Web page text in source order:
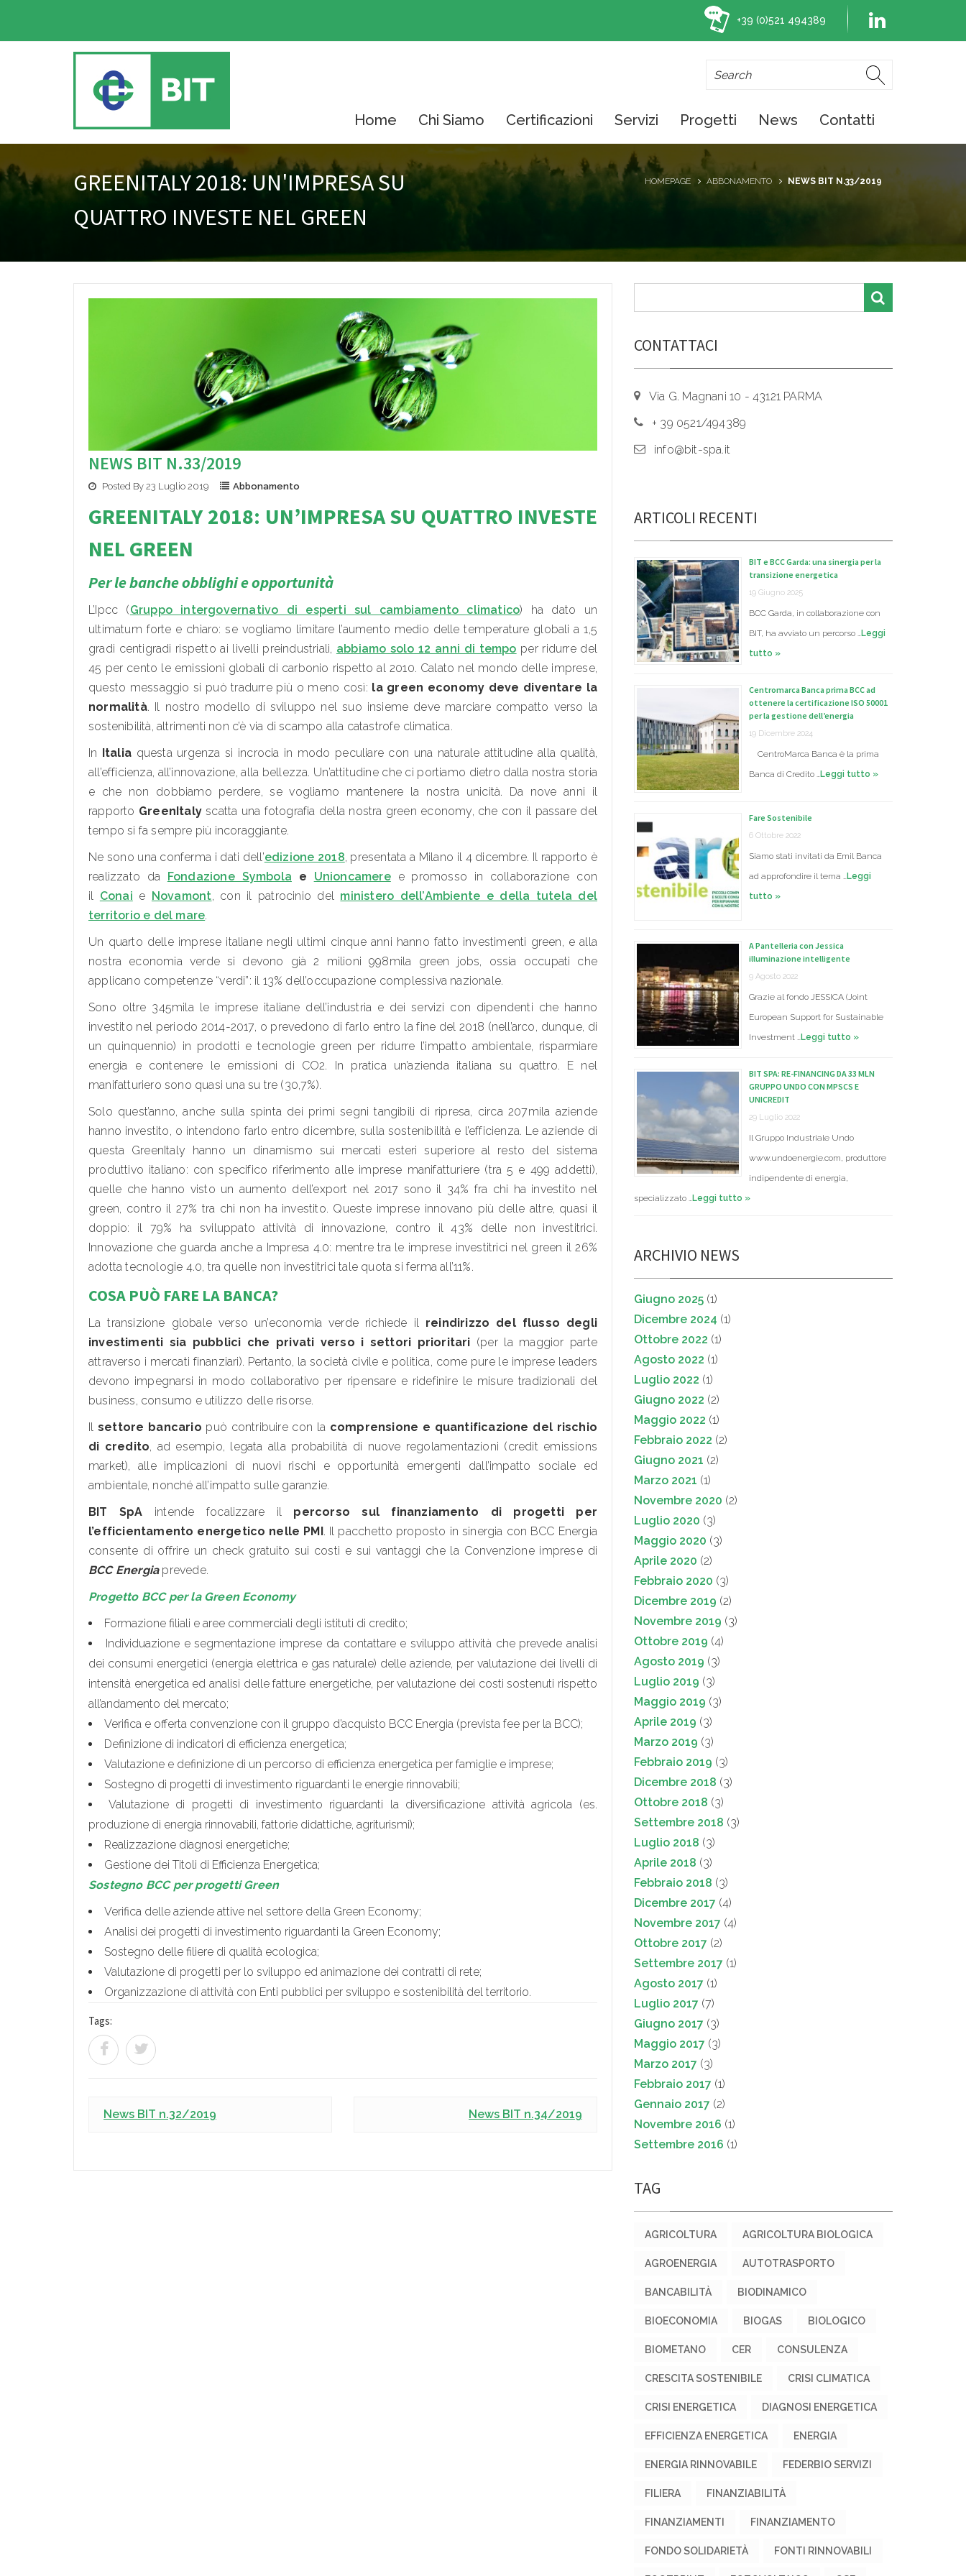
+39 (0)521 494389
Home Chi Siamo Certificazioni Servizi Progetti News Contatti
GREENITALY 2018: UN'IMPRESA SU
QUATTRO INVESTE NEL GREEN
HOMEPAGE ABBONAMENTO NEWS BIT N.33/2019
NEWS BIT N.33/2019
Posted By 23 Luglio 2019 Abbonamento
GREENITALY 2018: UN’IMPRESA SU QUATTRO INVESTE
NEL GREEN
Per le banche obblighi e opportunità
L’Ipcc (Gruppo intergovernativo di esperti sul cambiamento climatico) ha dato un
ultimatum forte e chiaro: se vogliamo limitare l’aumento medio delle temperature globali a 1,5
gradi centigradi rispetto ai livelli preindustriali, abbiamo solo 12 anni di tempo per ridurre del
45 per cento le emissioni globali di carbonio rispetto al 2010. Calato nel mondo delle imprese,
questo messaggio si può tradurre più o meno così: la green economy deve diventare la
normalità. Il nostro modello di sviluppo nel suo insieme deve marciare compatto verso la
sostenibilità, altrimenti non c’è via di scampo alla catastrofe climatica.
In Italia questa urgenza si incrocia in modo peculiare con una naturale attitudine alla qualità,
all’efficienza, all’innovazione, alla bellezza. Un’attitudine che ci portiamo dietro dalla nostra storia
e che non dobbiamo perdere, se vogliamo mantenere la nostra unicità. Da nove anni il
rapporto GreenItalyscatta una fotografia della nostra green economy, che con il passare del
tempo si fa sempre più incoraggiante.
Ne sono una conferma i dati dell’edizione 2018, presentata a Milano il 4 dicembre. Il rapporto è
realizzato da Fondazione Symbola e Unioncameree promosso in collaborazione con
il Conai e Novamont, con il patrocinio del ministero dell’Ambiente e della tutela del
territorio e del mare.
Un quarto delle imprese italiane negli ultimi cinque anni hanno fatto investimenti green, e alla
nostra economia verde si devono già 2 milioni 998mila green jobs, ossia occupati che
applicano competenze “verdi”: il 13% dell’occupazione complessiva nazionale.
Sono oltre 345mila le imprese italiane dell’industria e dei servizi con dipendenti che hanno
investito nel periodo 2014-2017, o prevedono di farlo entro la fine del 2018 (nell’arco, dunque, di
un quinquennio) in prodotti e tecnologie green per ridurre l’impatto ambientale, risparmiare
energia e contenere le emissioni di CO2. In pratica un’azienda italiana su quattro. E nel
manifatturiero sono quasi una su tre (30,7%).
Solo quest’anno, anche sulla spinta dei primi segni tangibili di ripresa, circa 207mila aziende
hanno investito, o intendono farlo entro dicembre, sulla sostenibilità e l’efficienza. Le aziende di
questa GreenItaly hanno un dinamismo sui mercati esteri superiore al resto del sistema
produttivo italiano: con specifico riferimento alle imprese manifatturiere (tra 5 e 499 addetti),
quelle che hanno visto un aumento dell’export nel 2017 sono il 34% fra chi ha investito nel
green, contro il 27% tra chi non ha investito. Queste imprese innovano più delle altre, quasi il
doppio: il 79% ha sviluppato attività di innovazione, contro il 43% delle non investitrici.
Innovazione che guarda anche a Impresa 4.0: mentre tra le imprese investitrici nel green il 26%
adotta tecnologie 4.0, tra quelle non investitrici tale quota si ferma all’11%.
COSA PUÒ FARE LA BANCA?
La transizione globale verso un’economia verde richiede il reindirizzo del flusso degli
investimenti sia pubblici che privati verso i settori prioritari (per la maggior parte
attraverso i mercati finanziari). Pertanto, la società civile e politica, come pure le imprese leaders
devono impegnarsi in modo collaborativo per ripensare e ridefinire le misure tradizionali del
business, consumo e utilizzo delle risorse.
Ilsettore bancario può contribuire con la comprensione e quantificazione del rischio
di credito, ad esempio, legata alla probabilità di nuove regolamentazioni (credit emissions
market), alle implicazioni di nuovi rischi e opportunità emergenti dall’impatto sociale ed
ambientale, nonché all’impatto sulle garanzie.
BIT SpA intende focalizzare il percorso sul finanziamento di progetti per
l’efficientamento energetico nelle PMI. Il pacchetto proposto in sinergia con BCC Energia
consente di offrire un check gratuito sui costi e sui vantaggi che la Convenzione imprese di
BCC Energiaprevede.
Progetto BCC per la Green Economy
Formazione filiali e aree commerciali degli istituti di credito;
Individuazione e segmentazione imprese da contattare e sviluppo attività che prevede analisi
dei consumi energetici (energia elettrica e gas naturale) delle aziende, per valutazione dei livelli di
intensità energetica ed analisi delle fatture energetiche, per valutazione dei costi sostenuti rispetto
all’andamento del mercato;
Verifica e offerta convenzione con il gruppo d’acquisto BCC Energia (prevista fee per la BCC);
Definizione di indicatori di efficienza energetica;
Valutazione e definizione di un percorso di efficienza energetica per famiglie e imprese;
Sostegno di progetti di investimento riguardanti le energie rinnovabili;
Valutazione di progetti di investimento riguardanti la diversificazione attività agricola (es.
produzione di energia rinnovabili, fattorie didattiche, agriturismi);
Realizzazione diagnosi energetiche;
Gestione dei Titoli di Efficienza Energetica;
Sostegno BCC per progetti Green
Verifica delle aziende attive nel settore della Green Economy;
Analisi dei progetti di investimento riguardanti la Green Economy;
Sostegno delle filiere di qualità ecologica;
Valutazione di progetti per lo sviluppo ed animazione dei contratti di rete;
Organizzazione di attività con Enti pubblici per sviluppo e sostenibilità del territorio.
Tags:
News BIT n.32/2019 News BIT n.34/2019
CONTATTACI
Via G. Magnani 10 - 43121 PARMA
+ 39 0521/494389
info@bit-spa.it
ARTICOLI RECENTI
BIT e BCC Garda: una sinergia per la
transizione energetica
19 Giugno 2025
BCC Garda, in collaborazione con
BIT, ha avviato un percorso …Leggi
tutto »
Centromarca Banca prima BCC ad
ottenere la certificazione ISO 50001
per la gestione dell’energia
19 Dicembre 2024
CentroMarca Banca è la prima
Banca di Credito …Leggi tutto »
Fare Sostenibile
6 Ottobre 2022
Siamo stati invitati da Emil Banca
ad approfondire il tema …Leggi
tutto »
A Pantelleria con Jessica
illuminazione intelligente
9 Agosto 2022
Grazie al fondo JESSICA (Joint
European Support for Sustainable
Investment …Leggi tutto »
BIT SPA: RE-FINANCING DA 33 MLN
GRUPPO UNDO CON MPSCS E
UNICREDIT
29 Luglio 2022
Il Gruppo Industriale Undo
www.undoenergie.com, produttore
indipendente di energia,
specializzato …Leggi tutto »
ARCHIVIO NEWS
Giugno 2025 (1)
Dicembre 2024 (1)
Ottobre 2022 (1)
Agosto 2022 (1)
Luglio 2022 (1)
Giugno 2022 (2)
Maggio 2022 (1)
Febbraio 2022 (2)
Giugno 2021 (2)
Marzo 2021 (1)
Novembre 2020 (2)
Luglio 2020 (3)
Maggio 2020 (3)
Aprile 2020 (2)
Febbraio 2020 (3)
Dicembre 2019 (2)
Novembre 2019 (3)
Ottobre 2019 (4)
Agosto 2019 (3)
Luglio 2019 (3)
Maggio 2019 (3)
Aprile 2019 (3)
Marzo 2019 (3)
Febbraio 2019 (3)
Dicembre 2018 (3)
Ottobre 2018 (3)
Settembre 2018 (3)
Luglio 2018 (3)
Aprile 2018 (3)
Febbraio 2018 (3)
Dicembre 2017 (4)
Novembre 2017 (4)
Ottobre 2017 (2)
Settembre 2017 (1)
Agosto 2017 (1)
Luglio 2017 (7)
Giugno 2017 (3)
Maggio 2017 (3)
Marzo 2017 (3)
Febbraio 2017 (1)
Gennaio 2017 (2)
Novembre 2016 (1)
Settembre 2016 (1)
TAG
AGRICOLTURA AGRICOLTURA BIOLOGICA
AGROENERGIA AUTOTRASPORTO
BANCABILITÀ BIODINAMICO
BIOECONOMIA BIOGAS BIOLOGICO
BIOMETANO CER CONSULENZA
CRESCITA SOSTENIBILE CRISI CLIMATICA
CRISI ENERGETICA DIAGNOSI ENERGETICA
EFFICIENZA ENERGETICA ENERGIA
ENERGIA RINNOVABILE FEDERBIO SERVIZI
FILIERA FINANZIABILITÀ
FINANZIAMENTI FINANZIAMENTO
FONDO SOLIDARIETÀ FONTI RINNOVABILI